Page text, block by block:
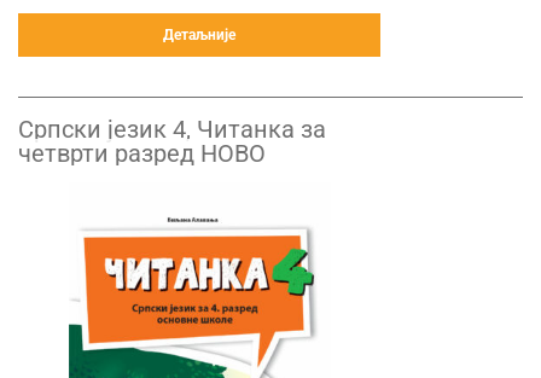
Детаљније
Српски језик 4, Читанка за
четврти разред НОВО